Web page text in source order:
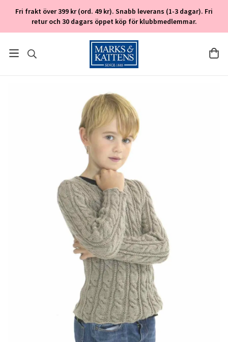
Fri frakt över 399 kr (ord. 49 kr). Snabb leverans (1-3 dagar). Fri
retur och 30 dagars öppet köp för klubbmedlemmar.